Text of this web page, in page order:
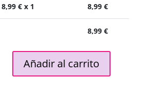
8,99€ x 1 8,99€
8,99€
Añadir al carrito